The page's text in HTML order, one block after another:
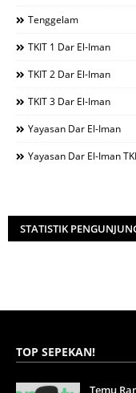
Tenggelam
TKIT 1 Dar El-Iman
TKIT 2 Dar El-Iman
TKIT 3 Dar El-Iman
Yayasan Dar El-Iman
Yayasan Dar El-Iman
STATISTIK
TOP SEPEKAN!
Temu